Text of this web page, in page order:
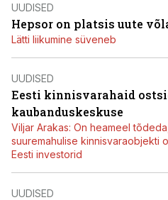
UUDISED
Hepsor on platsis uute
Lätti liikumine süveneb
UUDISED
Eesti kinnisvarahaid
kaubanduskeskuse
Viljar Arakas: On heameel
suuremahulise kinnisvaraobjekti
Eesti investorid
UUDISED